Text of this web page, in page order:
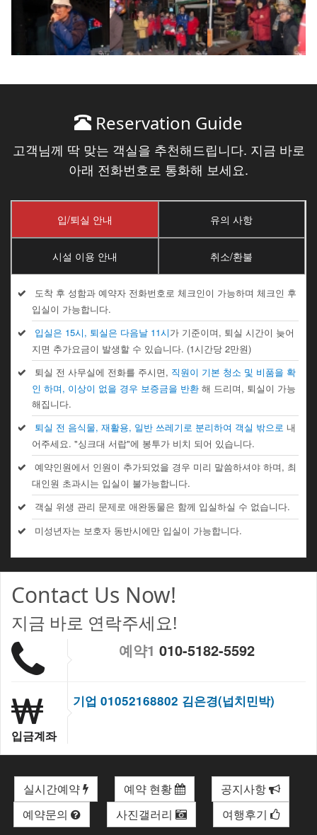
Reservation Guide
고객님께 딱 맞는 객실을 추천해드립니다. 지금 바로
아래 전화번호로 통화해 보세요.
입/퇴실 안내 유의 사항
시설 이용 안내 취소/환불
도착 후 성함과 예약자 전화번호로 체크인이 가능하며 체크인 후
입실이 가능합니다.
입실은 15시, 퇴실은 다음날 11시가 기준이며, 퇴실 시간이 늦어
지면 추가요금이 발생할 수 있습니다. (1시간당 2만원)
퇴실 전 사무실에 전화를 주시면, 직원이 기본 청소 및 비품을 확
인 하며, 이상이 없을 경우 보증금을 반환해 드리며, 퇴실이 가능
해집니다.
퇴실 전 음식물, 재활용, 일반 쓰레기로 분리하여 객실 밖으로 내
어주세요. "싱크대 서랍"에 봉투가 비치 되어 있습니다.
예약인원에서 인원이 추가되었을 경우 미리 말씀하셔야 하며, 최
대인원 초과시는 입실이 불가능합니다.
객실 위생 관리 문제로 애완동물은 함께 입실하실 수 없습니다.
미성년자는 보호자 동반시에만 입실이 가능합니다.
Contact Us Now!
지금 바로 연락주세요!
예약1 010-5182-5592
입금계좌
기업 01052168802 김은경(넙치민박)
실시간예약 예약 현황
공지사항
예약문의
사진갤러리 여행후기